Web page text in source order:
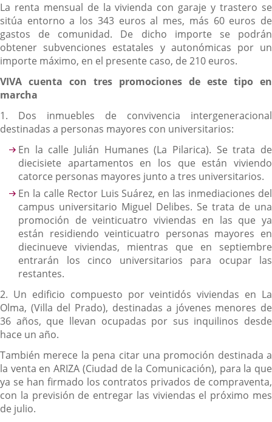
La renta mensual de la vivienda con garaje y trastero se
sitúa entorno a los 343 euros al mes, más 60 euros de
gastos de comunidad. De dicho importe se podrán
obtener subvenciones estatales y autonómicas por un
importe máximo, en el presente caso, de 210 euros.
VIVA cuenta con tres promociones de este tipo en
marcha
1. Dos inmuebles de convivencia intergeneracional
destinadas a personas mayores con universitarios:
En la calle Julián Humanes (La Pilarica). Se trata de
diecisiete apartamentos en los que están viviendo
catorce personas mayores junto a tres universitarios.
En la calle Rector Luis Suárez, en las inmediaciones del
campus universitario Miguel Delibes. Se trata de una
promoción de veinticuatro viviendas en las que ya
están residiendo veinticuatro personas mayores en
diecinueve viviendas, mientras que en septiembre
entrarán los cinco universitarios para ocupar las
restantes.
2. Un edificio compuesto por veintidós viviendas en La
Olma, (Villa del Prado), destinadas a jóvenes menores de
36 años, que llevan ocupadas por sus inquilinos desde
hace un año.
También merece la pena citar una promoción destinada a
la venta en ARIZA (Ciudad de la Comunicación), para la que
ya se han firmado los contratos privados de compraventa,
con la previsión de entregar las viviendas el próximo mes
de julio.